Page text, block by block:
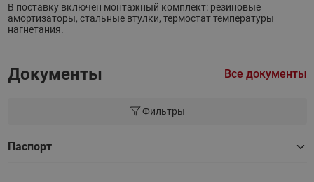
В поставку включен монтажный комплект: резиновые
амортизаторы, стальные втулки, термостат температуры
нагнетания.
Документы Все документы
Фильтры
Паспорт